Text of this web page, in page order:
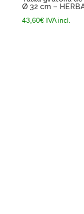
Ø 32 cm –
43,60€ IVA incl.